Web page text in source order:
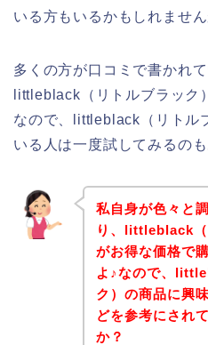
いる方もいるかもしれません
多くの方が口コミで書かれて
littleblack（リトルブラック
なので、littleblack（リトル
いる人は一度試してみるの
私自身が色々と
り、littleblack（
がお得な価格で
よ♪なので、
ク）の商品に興
どを参考にされ
か？